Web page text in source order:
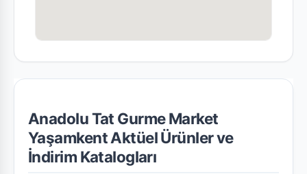
Anadolu Tat Gurme Market
Yaşamkent Aktüel Ürünler ve
İndirim Katalogları